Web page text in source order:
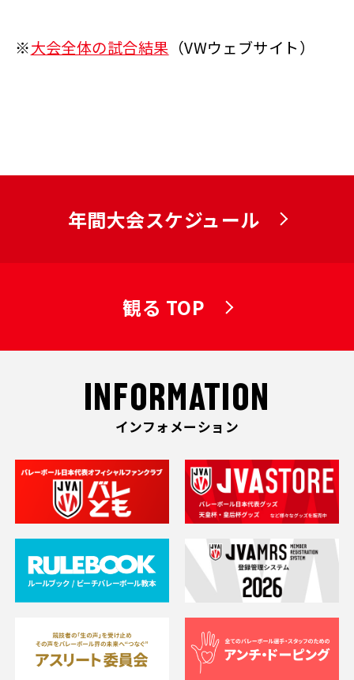
※大会全体の試合結果 （VWウェブサイト）
年間大会スケジュール
観る TOP
INFORMATION
インフォメーション